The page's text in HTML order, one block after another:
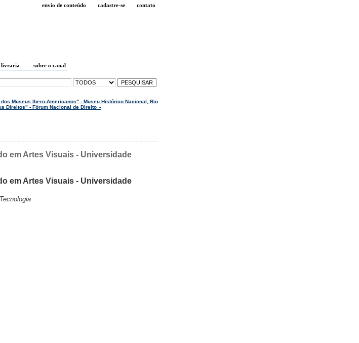
envio de conteúdo cadastre-se contato
livraria sobre o canal
Museus Ibero-Americanos" - Museu Histórico Nacional, Rio
Direitos" - Fórum Nacional de Direito »
em Artes Visuais - Universidade
em Artes Visuais - Universidade